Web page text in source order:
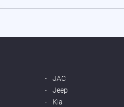
JAC
Jeep
Kia